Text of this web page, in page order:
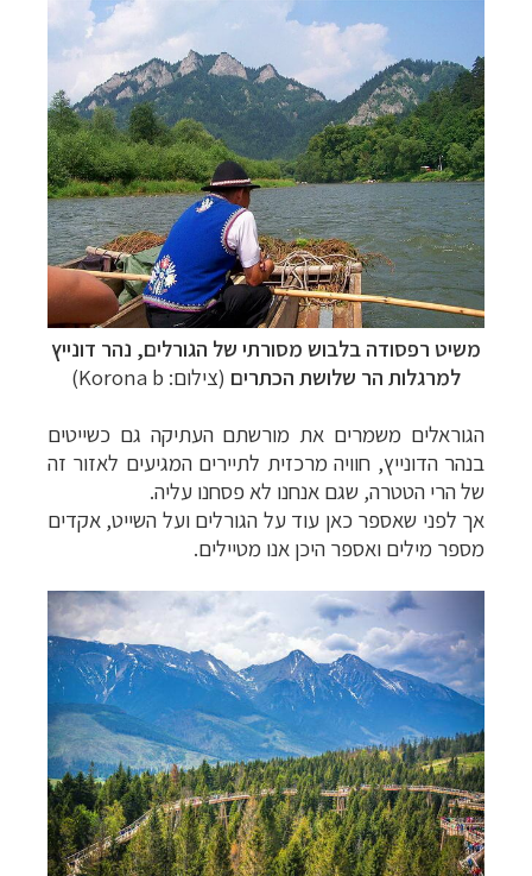
משיט רפסודה בלבוש מסורתי של הגורלים, נהר דונייץ
למרגלות הר שלושת הכתרים (צילום: Korona b
)
הגוראלים משמרים את מורשתם העתיקה גם כשייטים
בנהר הדונייץ, חוויה מרכזית לתיירים המגיעים לאזור זה
של הרי הטטרה, שגם אנחנו לא פסחנו עליה.
אך לפני שאספר כאן עוד על הגורלים ועל השייט, אקדים
מספר מילים ואספר היכן אנו מטיילים.